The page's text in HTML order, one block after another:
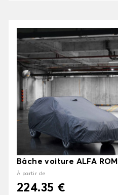
Bâche voiture ALFA
À partir de
224.35 €